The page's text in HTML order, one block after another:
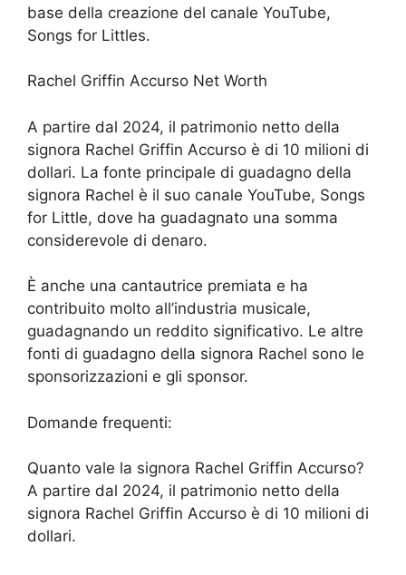
base della creazione del canale YouTube,
Songs for Littles.
Rachel Griffin Accurso Net Worth
A partire dal 2024, il patrimonio netto della
signora Rachel Griffin Accurso è di 10 milioni di
dollari. La fonte principale di guadagno della
signora Rachel è il suo canale YouTube, Songs
for Little, dove ha guadagnato una somma
considerevole di denaro.
È anche una cantautrice premiata e ha
contribuito molto all’industria musicale,
guadagnando un reddito significativo. Le altre
fonti di guadagno della signora Rachel sono le
sponsorizzazioni e gli sponsor.
Domande frequenti:
Quanto vale la signora Rachel Griffin Accurso?
A partire dal 2024, il patrimonio netto della
signora Rachel Griffin Accurso è di 10 milioni di
dollari.